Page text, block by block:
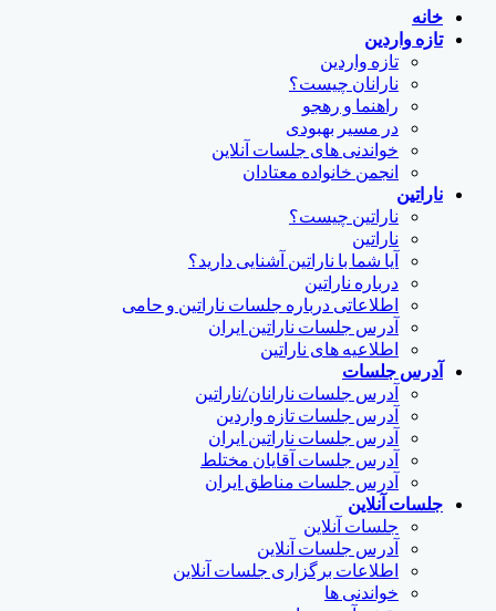
خانه
تازه واردین
تازه واردین
نارانان چیست؟
راهنما و رهجو
در مسیر بهبودی
خواندنی های جلسات آنلاین
انجمن خانواده معتادان
ناراتین
ناراتین چیست؟
ناراتین
آیا شما با ناراتین آشنایی دارید؟
درباره ناراتین
اطلاعاتی درباره جلسات ناراتین و حامی
آدرس جلسات ناراتین ایران
اطلاعیه های ناراتین
آدرس جلسات
آدرس جلسات نارانان/ناراتین
آدرس جلسات تازه واردین
آدرس جلسات ناراتین ایران
آدرس جلسات آقایان مختلط
آدرس جلسات مناطق ایران
جلسات آنلاین
جلسات آنلاین
آدرس جلسات آنلاین
اطلاعات برگزاری جلسات آنلاین
خواندنی ها